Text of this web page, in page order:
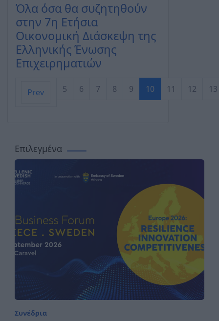
Όλα όσα θα συζητηθούν
στην 7η Ετήσια
Οικονομική Διάσκεψη της
Ελληνικής Ένωσης
Επιχειρηματιών
Σελίδα 10 από 18
Prev 5 6 7 8 9 10 11 12 13
Επιλεγμένα
Συνέδρια